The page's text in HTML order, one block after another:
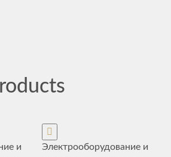
и
Электрооборудование и